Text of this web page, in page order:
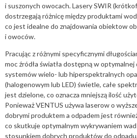
i suszonych owocach. Lasery SWIR
dostrzegają różnicę między produktami
co jest idealne do znajdowania obiektow
i owoców.
Pracując z różnymi specyficznymi
moc źródła światła dostępną w optymalnej
systemów wielo- lub hiperspektralnych
(halogenowym lub LED) świetle, całe
jest dzielone, co oznacza mniejszą ilość
Ponieważ VENTUS używa laserow o
dobrymi produktem a odpadem jest
co skutkuje optymalnym wykrywaniem wad
stosunkiem dobrych produktów do